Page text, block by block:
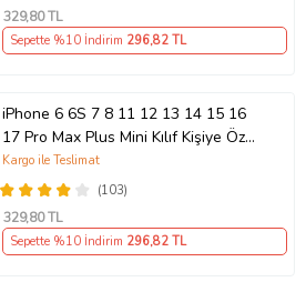
329,80 TL
Sepette %10 İndirim 296,82 TL
iPhone 6 6S 7 8 11 12 13 14 15 16
17 Pro Max Plus Mini Kılıf Kişiye Özel
Resimli Fotoğraflı Silikon
(103)
Kargo ile Teslimat
329,80 TL
Sepette %10 İndirim 296,82 TL